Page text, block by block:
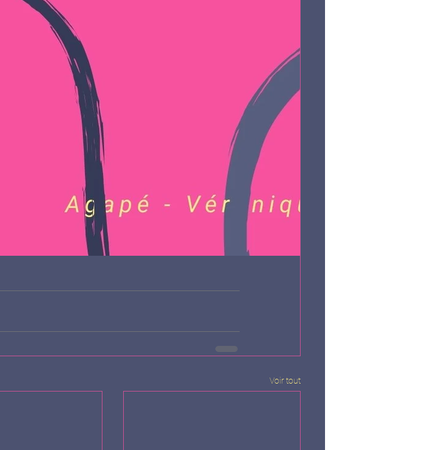
Voir tout